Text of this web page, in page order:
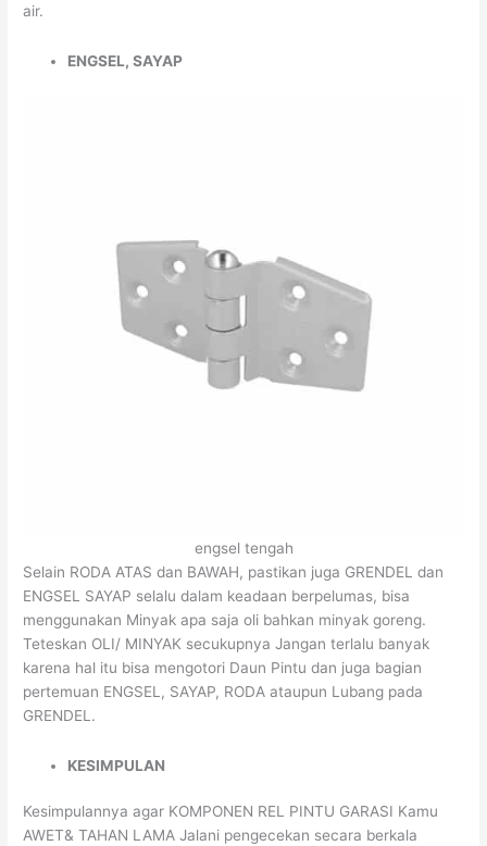
air.
ENGSEL, SAYAP
engsel tengah
Selain RODA ATAS dan BAWAH, pastikan juga GRENDEL dan
ENGSEL SAYAP selalu dalam keadaan berpelumas, bisa
menggunakan Minyak apa saja oli bahkan minyak goreng.
Teteskan OLI/ MINYAK secukupnya Jangan terlalu banyak
karena hal itu bisa mengotori Daun Pintu dan juga bagian
pertemuan ENGSEL, SAYAP, RODA ataupun Lubang pada
GRENDEL.
KESIMPULAN
Kesimpulannya agar KOMPONEN REL PINTU GARASI Kamu
AWET& TAHAN LAMA Jalani pengecekan secara berkala